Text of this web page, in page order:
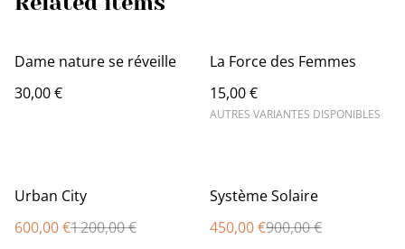
Dame nature se réveille
30,00 €
La Force des Femmes
15,00 €
AUTRES VARIANTES DISPONIBLES
%
Urban City
600,00 €1 200,00 €
%
Système Solaire
450,00 €900,00 €